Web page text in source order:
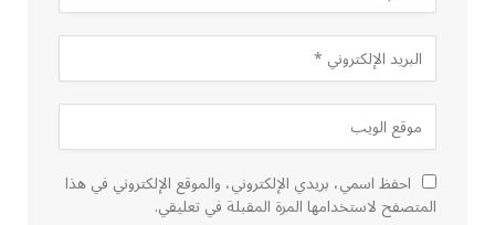
احفظ اسمي، بريدي الإلكتروني، والموقع الإلكتروني في هذا
المتصفح لاستخدامها المرة المقبلة في تعليقي.